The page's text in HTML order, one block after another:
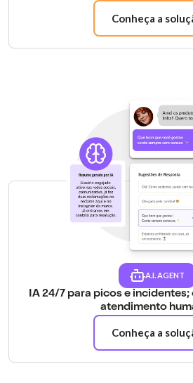
Conheça a
A.I. AGENT
IA 24/7 para picos e
atendimento
Conheça a